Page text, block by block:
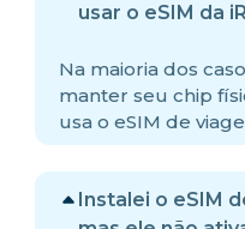
usar o eSIM da
Na maioria dos
manter seu chip
usa o eSIM de
Instalei o eSIM